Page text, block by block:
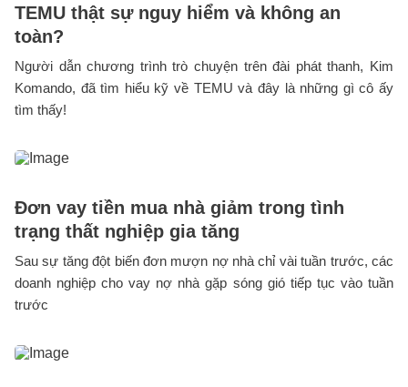
TEMU thật sự nguy hiểm và không an
toàn?
Người dẫn chương trình trò chuyện trên đài phát thanh, Kim
Komando, đã tìm hiểu kỹ về TEMU và đây là những gì cô ấy
tìm thấy!
Đơn vay tiền mua nhà giảm trong tình
trạng thất nghiệp gia tăng
Sau sự tăng đột biến đơn mượn nợ nhà chỉ vài tuần trước, các
doanh nghiệp cho vay nợ nhà gặp sóng gió tiếp tục vào tuần
trước